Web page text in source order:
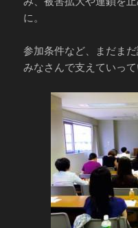
に。
参加条件など、まだま
みなさんで支えていっ